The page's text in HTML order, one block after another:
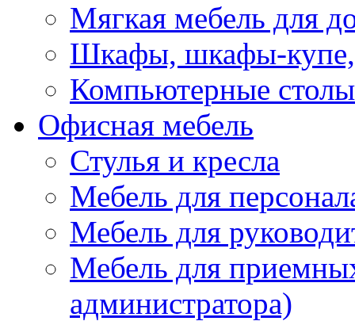
Мягкая мебель для
Шкафы, шкафы-купе,
Компьютерные столы
Офисная мебель
Стулья и кресла
Мебель для
Мебель для
Мебель для
администратора)